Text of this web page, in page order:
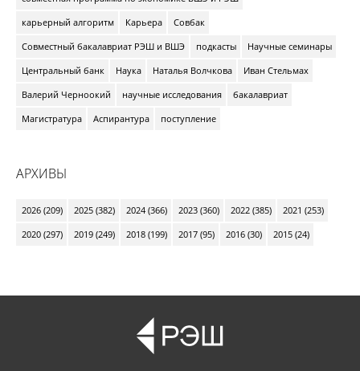
карьерный алгоритм
Карьера
Совбак
Совместный бакалавриат РЭШ и ВШЭ
подкасты
Научные семинары
Центральный банк
Наука Наталья Волчкова
Иван Стельмах
Валерий Черноокий
научные исследования
бакалавриат
Магистратура
Аспирантура поступление
АРХИВЫ
2026 (209) 2025 (382) 2024 (366) 2023 (360) 2022 (385)
2021 (253)
2020 (297)
2019 (249) 2018 (199) 2017 (95) 2016 (30) 2015 (24)